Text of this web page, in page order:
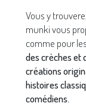
Vous y
munki vous
comme pour
des crèches et
créations
histoires
comédiens.